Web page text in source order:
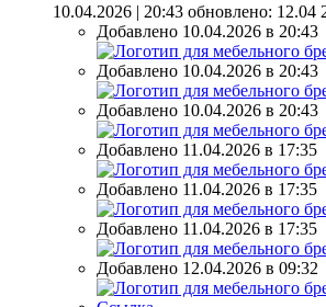
10.04.2026 | 20:43 обновлено: 12.04
Добавлено 10.04.2026 в 20:43
Добавлено 10.04.2026 в 20:43
Добавлено 10.04.2026 в 20:43
Добавлено 11.04.2026 в 17:35
Добавлено 11.04.2026 в 17:35
Добавлено 11.04.2026 в 17:35
Добавлено 12.04.2026 в 09:32